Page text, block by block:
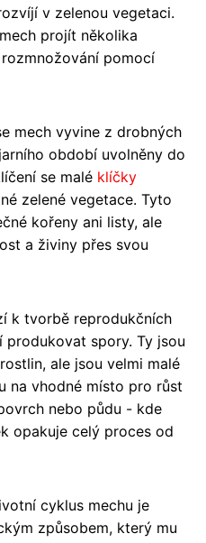
v zelenou vegetaci.
projít několika
pomocí
mech vyvine z drobných
období uvolněny do
se malé klíčky
zelené vegetace. Tyto
kořeny ani listy, ale
a živiny přes svou
k tvorbě reprodukčních
produkovat spory. Ty jsou
ale jsou velmi malé
na vhodné místo pro růst
nebo půdu - kde
opakuje celý proces od
cyklus mechu je
způsobem, který mu